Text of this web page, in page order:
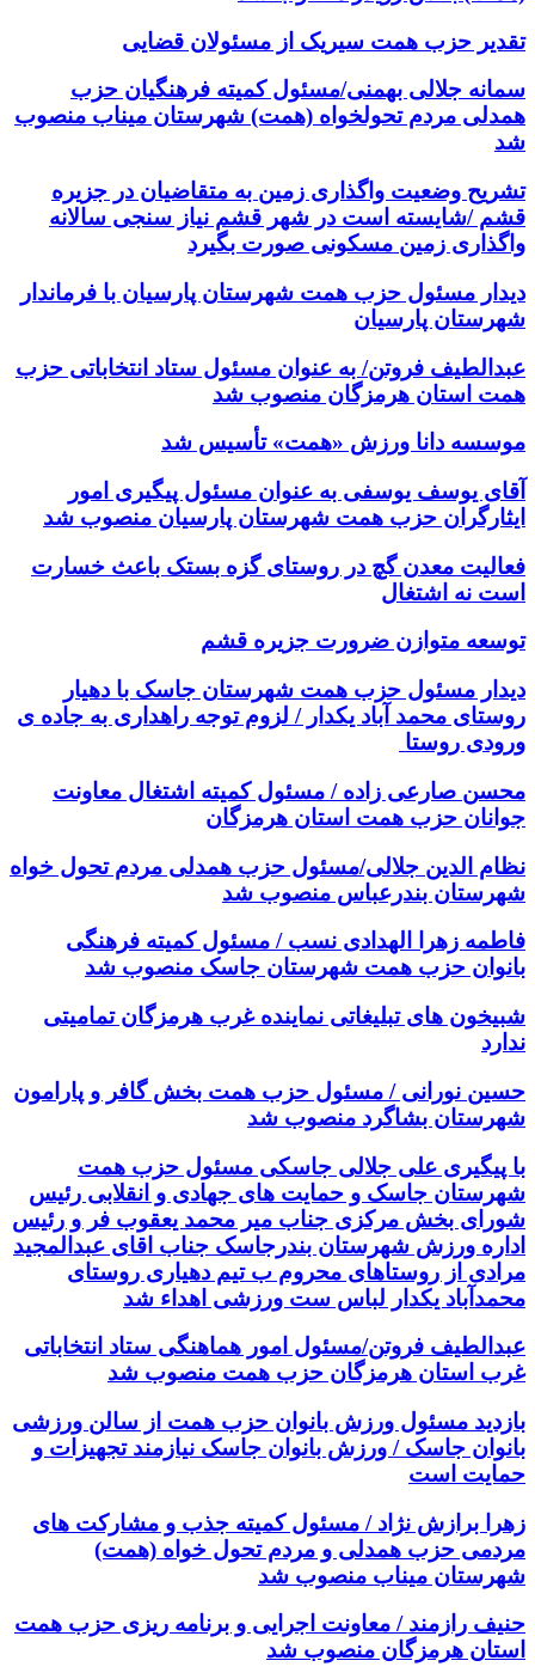
تقدیر حزب همت سیریک از مسئولان قضایی
سمانه جلالی بهمنی/مسئول کمیته فرهنگیان حزب
همدلی مردم تحولخواه (همت) شهرستان میناب منصوب
شد
تشریح وضعیت واگذاری زمین به متقاضیان در جزیره
قشم /شایسته است در شهر قشم نیاز سنجی سالانه
واگذاری زمین مسکونی صورت بگیرد
دیدار مسئول حزب همت شهرستان پارسیان با فرماندار
شهرستان پارسیان
عبدالطیف فروتن/ به عنوان مسئول ستاد انتخاباتی حزب
همت استان هرمزگان منصوب شد
موسسه دانا ورزش «همت» تأسیس شد
آقای یوسف یوسفی به عنوان مسئول پیگیری امور
ایثارگران حزب همت شهرستان پارسیان منصوب شد
فعالیت معدن گچ در روستای گزه بستک باعث خسارت
است نه اشتغال
توسعه متوازن ضرورت جزیره قشم
دیدار مسئول حزب همت شهرستان جاسک با دهیار
روستای محمد آباد یکدار / لزوم توجه راهداری به جاده ی
ورودی روستا
محسن صارعی زاده / مسئول کمیته اشتغال معاونت
جوانان حزب همت استان هرمزگان
نظام الدین جلالی/مسئول حزب همدلی مردم تحول خواه
شهرستان بندرعباس منصوب شد
فاطمه زهرا الهدادی نسب / مسئول کمیته فرهنگی
بانوان حزب همت شهرستان جاسک منصوب شد
شبیخون های تبلیغاتی نماینده غرب هرمزگان تمامیتی
ندارد
حسین نورانی / مسئول حزب همت بخش گافر و پارامون
شهرستان بشاگرد منصوب شد
با پیگیری علی جلالی جاسکی مسئول حزب همت
شهرستان جاسک و حمایت های جهادی و انقلابی رئیس
شورای بخش مرکزی جناب میر محمد یعقوب فر و رئیس
اداره ورزش شهرستان بندرجاسک جناب اقای عبدالمجید
مرادی از روستاهای محروم ب تیم دهیاری روستای
محمدآباد یکدار لباس ست ورزشی اهداء شد
عبدالطیف فروتن/مسئول امور هماهنگی ستاد انتخاباتی
غرب استان هرمزگان حزب همت منصوب شد
بازدید مسئول ورزش بانوان حزب همت از سالن ورزشی
بانوان جاسک / ورزش بانوان جاسک نیازمند تجهیزات و
حمایت است
زهرا برازش نژاد / مسئول کمیته جذب و مشارکت های
مردمی حزب همدلی و مردم تحول خواه (همت)
شهرستان میناب منصوب شد
حنیف رازمند / معاونت اجرایی و برنامه ریزی حزب همت
استان هرمزگان منصوب شد